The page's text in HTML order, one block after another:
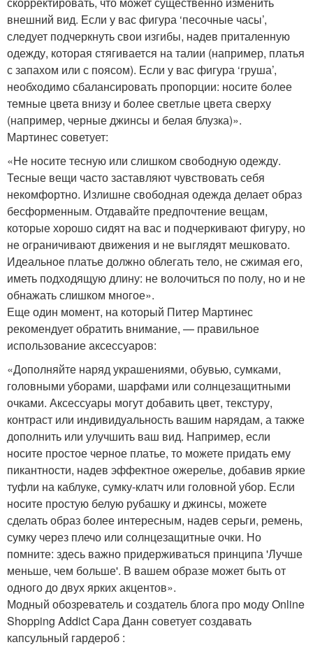
внешний вид. Если у вас фигура ‘песочные часы’,
следует подчеркнуть свои изгибы, надев приталенную
одежду, которая стягивается на талии (например, платья
с запахом или с поясом). Если у вас фигура ‘груша’,
необходимо сбалансировать пропорции: носите более
темные цвета внизу и более светлые цвета сверху
(например, черные джинсы и белая блузка)».
Мартинес cоветует:
«Не носите тесную или слишком свободную одежду.
Тесные вещи часто заставляют чувствовать себя
некомфортно. Излишне свободная одежда делает образ
бесформенным. Отдавайте предпочтение вещам,
которые хорошо сидят на вас и подчеркивают фигуру, но
не ограничивают движения и не выглядят мешковато.
Идеальное платье должно облегать тело, не сжимая его,
иметь подходящую длину: не волочиться по полу, но и не
обнажать слишком многое».
Еще один момент, на который Питер Мартинес
рекомендует обратить внимание, — правильное
использование аксессуаров:
«Дополняйте наряд украшениями, обувью, сумками,
головными уборами, шарфами или солнцезащитными
очками. Аксессуары могут добавить цвет, текстуру,
контраст или индивидуальность вашим нарядам, а также
дополнить или улучшить ваш вид. Например, если
носите простое черное платье, то можете придать ему
пикантности, надев эффектное ожерелье, добавив яркие
туфли на каблуке, сумку-клатч или головной убор. Если
носите простую белую рубашку и джинсы, можете
сделать образ более интересным, надев серьги, ремень,
сумку через плечо или солнцезащитные очки. Но
помните: здесь важно придерживаться принципа 'Лучше
меньше, чем больше'. В вашем образе может быть от
одного до двух ярких акцентов».
Модный обозреватель и создатель блога про моду Online
Shopping Addict Сара Данн советует создавать
капсульный гардероб :